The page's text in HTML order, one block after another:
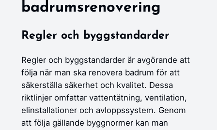
badrumsrenovering
Regler och byggstandarder
Regler och byggstandarder är avgörande att
följa när man ska renovera badrum för att
säkerställa säkerhet och kvalitet. Dessa
riktlinjer omfattar vattentätning, ventilation,
elinstallationer och avloppssystem. Genom
att följa gällande byggnormer kan man